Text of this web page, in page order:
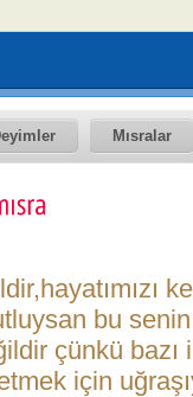
Mısralar
bu
çünkü bazı
için